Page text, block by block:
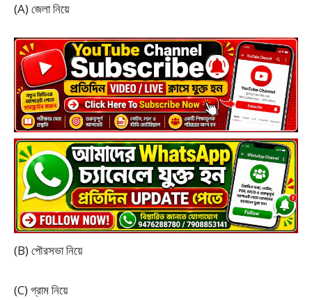
(A) জেলা নিয়ে
(B) পৌরসভা নিয়ে
(C) গ্রাম নিয়ে